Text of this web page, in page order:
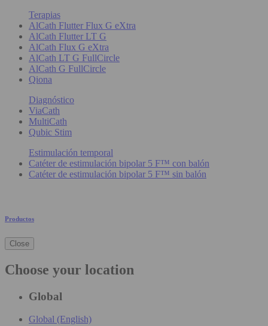
Terapias
AlCath Flutter Flux G eXtra
AlCath Flutter LT G
AlCath Flux G eXtra
AlCath LT G FullCircle
AlCath G FullCircle
Qiona
Diagnóstico
ViaCath
MultiCath
Qubic Stim
Estimulación temporal
Catéter de estimulación bipolar 5 F™ con balón
Catéter de estimulación bipolar 5 F™ sin balón
Productos
Close
Choose your location
Global
Global (English)